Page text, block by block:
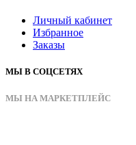
Личный кабинет
Избранное
Заказы
МЫ В СОЦСЕТЯХ
МЫ НА МАРКЕТПЛЕЙС